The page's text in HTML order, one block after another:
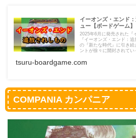
イーオンズ・エンド
ュー【ボードゲーム】
2025年6月に発売された『
『イーオンズ・エンド：
の『新たな時代』に引き
ントが徐々に開封されてい
tsuru-boardgame.com
COMPANIA カンパニア